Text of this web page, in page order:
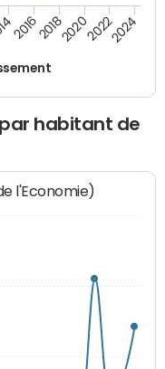
20162018202020222024
habitant de
l'Economie)